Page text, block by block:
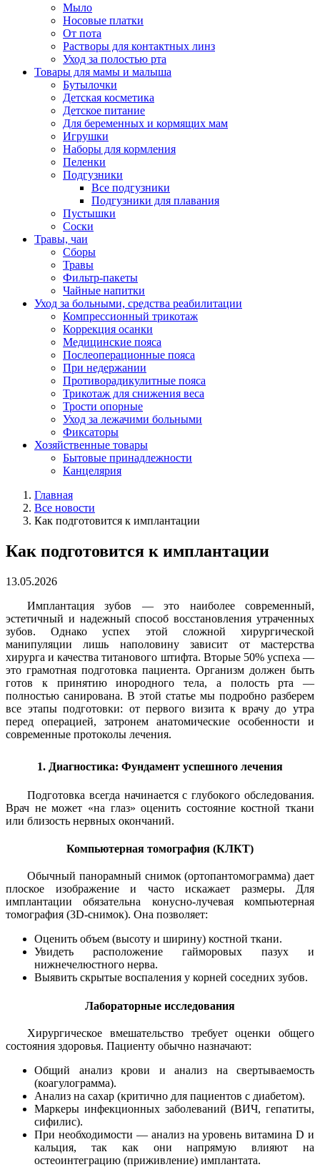
Мыло
Носовые платки
От пота
Растворы для контактных линз
Уход за полостью рта
Товары для мамы и малыша
Бутылочки
Детская косметика
Детское питание
Для беременных и кормящих мам
Игрушки
Наборы для кормления
Пеленки
Подгузники
Все подгузники
Подгузники для плавания
Пустышки
Соски
Травы, чаи
Сборы
Травы
Фильтр-пакеты
Чайные напитки
Уход за больными, средства реабилитации
Компрессионный трикотаж
Коррекция осанки
Медицинские пояса
Послеоперационные пояса
При недержании
Противорадикулитные пояса
Трикотаж для снижения веса
Трости опорные
Уход за лежачими больными
Фиксаторы
Хозяйственные товары
Бытовые принадлежности
Канцелярия
Главная
Все новости
Как подготовится к имплантации
Как подготовится к имплантации
13.05.2026
Имплантация зубов — это наиболее современный,
эстетичный и надежный способ восстановления утраченных
зубов. Однако успех этой сложной хирургической
манипуляции лишь наполовину зависит от мастерства
хирурга и качества титанового штифта. Вторые 50% успеха —
это грамотная подготовка пациента. Организм должен быть
готов к принятию инородного тела, а полость рта —
полностью санирована. В этой статье мы подробно разберем
все этапы подготовки: от первого визита к врачу до утра
перед операцией, затронем анатомические особенности и
современные протоколы лечения.
1. Диагностика: Фундамент успешного лечения
Подготовка всегда начинается с глубокого обследования.
Врач не может «на глаз» оценить состояние костной ткани
или близость нервных окончаний.
Компьютерная томография (КЛКТ)
Обычный панорамный снимок (ортопантомограмма) дает
плоское изображение и часто искажает размеры. Для
имплантации обязательна конусно-лучевая компьютерная
томография (3D-снимок). Она позволяет:
Оценить объем (высоту и ширину) костной ткани.
Увидеть расположение гайморовых пазух и
нижнечелюстного нерва.
Выявить скрытые воспаления у корней соседних зубов.
Лабораторные исследования
Хирургическое вмешательство требует оценки общего
состояния здоровья. Пациенту обычно назначают:
Общий анализ крови и анализ на свертываемость
(коагулограмма).
Анализ на сахар (критично для пациентов с диабетом).
Маркеры инфекционных заболеваний (ВИЧ, гепатиты,
сифилис).
При необходимости — анализ на уровень витамина D и
кальция, так как они напрямую влияют на
остеоинтеграцию (приживление) имплантата.